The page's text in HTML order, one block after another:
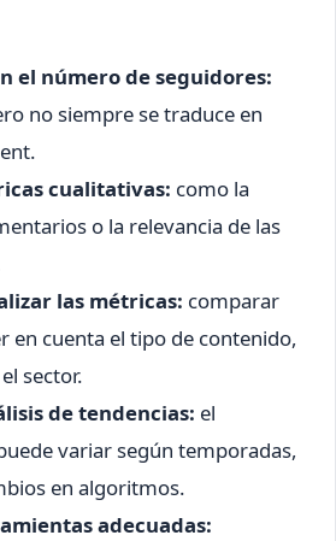
el número de seguidores:
no siempre se traduce en
cualitativas: como la
o la relevancia de las
las métricas: comparar
en cuenta el tipo de contenido,
sector.
de tendencias: el
variar según temporadas,
en algoritmos.
adecuadas: